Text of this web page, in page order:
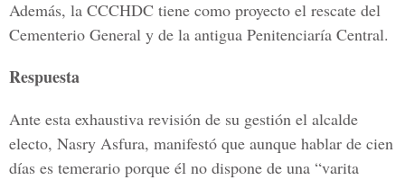
Además, la CCCHDC tiene como proyecto el rescate del
Cementerio General y de la antigua Penitenciaría Central.
Respuesta
Ante esta exhaustiva revisión de su gestión el alcalde
electo, Nasry Asfura, manifestó que aunque hablar de cien
días es temerario porque él no dispone de una “varita